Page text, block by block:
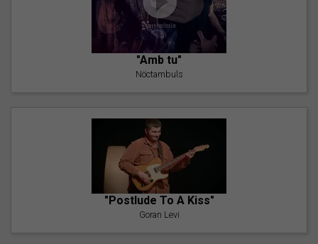
"Amb tu"
Nöctambuls
"Postlude To A Kiss"
Goran Levi